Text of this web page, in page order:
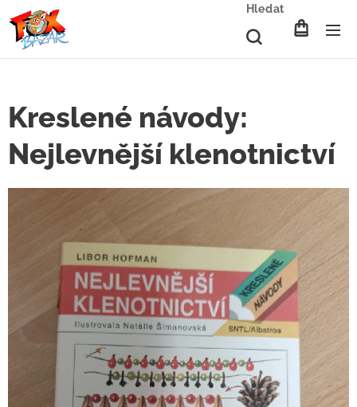
Hledat
Kreslené návody:
Nejlevnější klenotnictví